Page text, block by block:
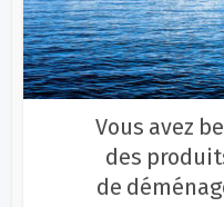
Vous avez
des
de